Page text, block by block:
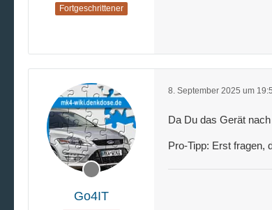
Fortgeschrittener
Go4IT
8. September 2025 um
Da Du das Gerät
Pro-Tipp: Erst fragen,